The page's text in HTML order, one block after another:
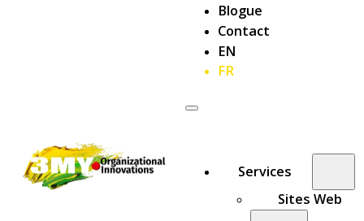
Blogue
Contact
EN
FR
Services
Sites Web